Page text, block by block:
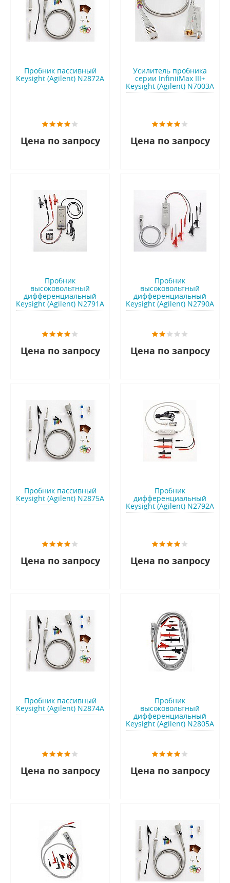
Пробник пассивный
Keysight (Agilent) N2872A
Цена по запросу
Усилитель пробника
серии InfiniiMax III+
Keysight (Agilent) N7003A
Цена по запросу
Пробник
высоковольтный
дифференциальный
Keysight (Agilent) N2791A
Цена по запросу
Пробник
высоковольтный
дифференциальный
Keysight (Agilent) N2790A
Цена по запросу
Пробник пассивный
Keysight (Agilent) N2875A
Цена по запросу
Пробник
дифференциальный
Keysight (Agilent) N2792A
Цена по запросу
Пробник пассивный
Keysight (Agilent) N2874A
Цена по запросу
Пробник
высоковольтный
дифференциальный
Keysight (Agilent) N2805A
Цена по запросу